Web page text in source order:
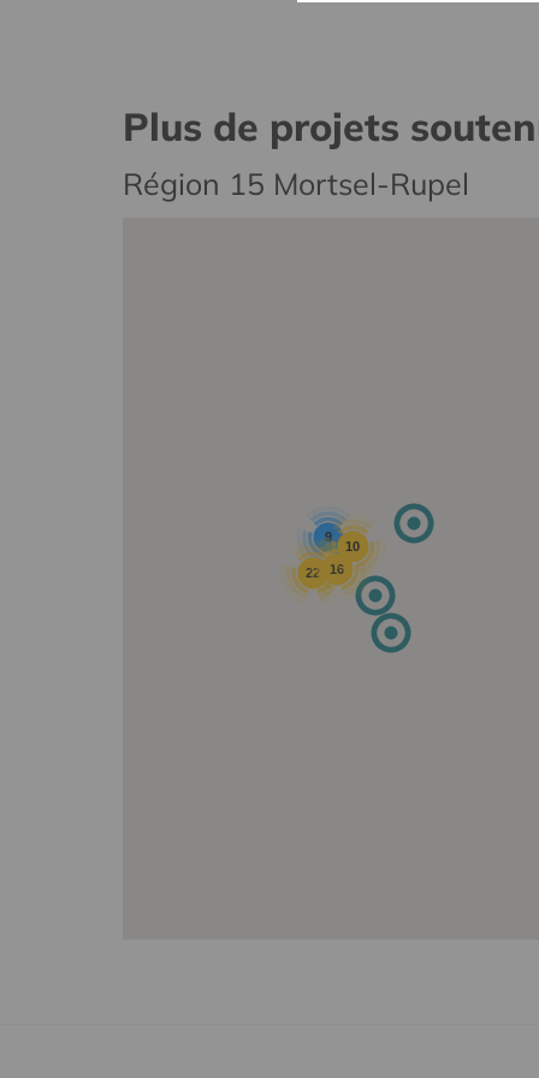
Plus de projets
Région 15 Mortsel-Rupel
9
22 16
10